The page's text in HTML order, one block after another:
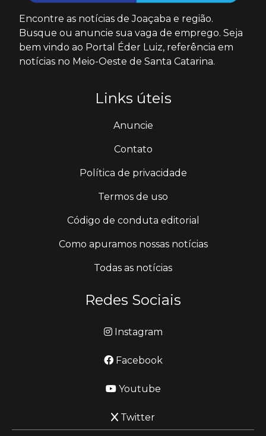
Encontre as notícias de Joaçaba e região.
Busque ou anuncie sua vaga de emprego. Seja
bem vindo ao Portal Éder Luiz, referência em
notícias no Meio-Oeste de Santa Catarina.
Links úteis
Anuncie
Contato
Política de privacidade
Termos de uso
Código de conduta editorial
Como apuramos nossas notícias
Todas as notícias
Redes Sociais
Instagram
Facebook
Youtube
Twitter